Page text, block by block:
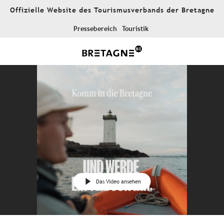
AllerOffizielle Website des Tourismusverbands der Bretagne
Pressebereich Touristik
Das Video ansehen